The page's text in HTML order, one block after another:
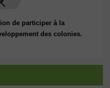
de participer à la
des colonies.